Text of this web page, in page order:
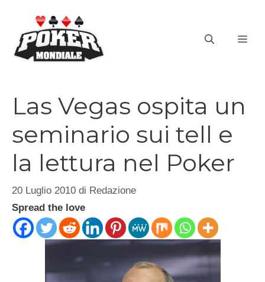
contenuto
Las Vegas ospita un
seminario sui tell e
la lettura nel Poker
20 Luglio 2010 di Redazione
Spread the love